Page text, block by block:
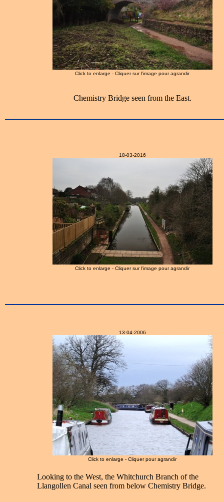
Click to enlarge - Cliquer sur l'image pour agrandir
Chemistry Bridge seen from the East.
18-03-2016
Click to enlarge - Cliquer sur l'image pour agrandir
13-04-2006
Click to enlarge - Cliquer pour agrandir
Looking to the West, the Whitchurch Branch of the
Llangollen Canal seen from below Chemistry Bridge.